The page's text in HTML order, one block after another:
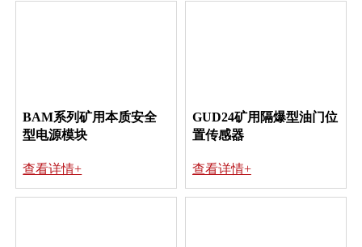
BAM系列矿用本质安全
型电源模块
查看详情+
GUD24矿用隔爆型油门位
置传感器
查看详情+